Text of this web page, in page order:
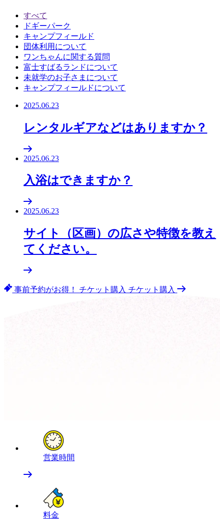
すべて
ドギーパーク
キャンプフィールド
団体利用について
ワンちゃんに関する質問
富士すばるランドについて
未就学のお子さまについて
キャンプフィールドについて
2025.06.23
レンタルギアなどはありますか？
2025.06.23
入浴はできますか？
2025.06.23
サイト（区画）の広さや特徴を教え
てください。
事前予約がお得！ チケット購入 チケット購入
営業時間
料金